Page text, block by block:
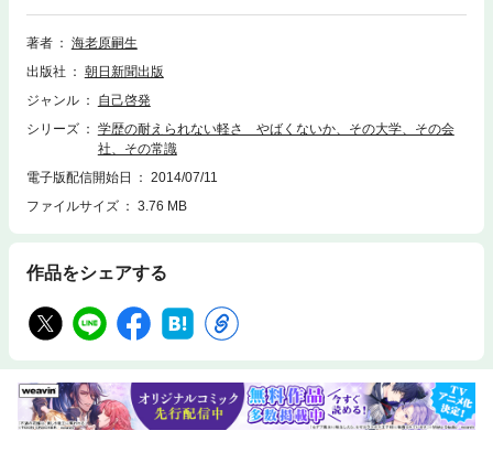
著者
海老原嗣生
出版社
朝日新聞出版
ジャンル
自己啓発
シリーズ
学歴の耐えられない軽さ やばくないか、その大学、その会
社、その常識
電子版配信開始日
2014/07/11
ファイルサイズ
3.76 MB
作品をシェアする